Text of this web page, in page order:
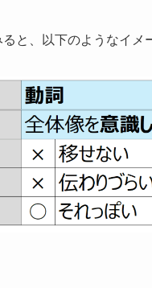
と、以下のようなイメ